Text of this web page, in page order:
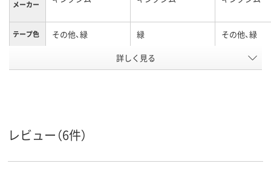
メーカー
テープ色 その他、緑 緑 その他、緑
黒
テープ長
さ
8m
詳しく見る
レビュー（6件）